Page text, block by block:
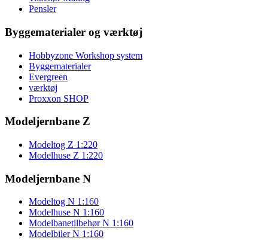
Pensler
Byggematerialer og værktøj
Hobbyzone Workshop system
Byggematerialer
Evergreen
værktøj
Proxxon SHOP
Modeljernbane Z
Modeltog Z 1:220
Modelhuse Z 1:220
Modeljernbane N
Modeltog N 1:160
Modelhuse N 1:160
Modelbanetilbehør N 1:160
Modelbiler N 1:160